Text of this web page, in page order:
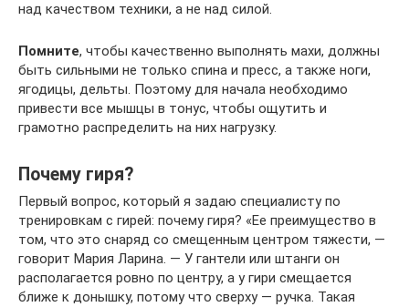
над качеством техники, а не над силой.
Помните, чтобы качественно выполнять махи, должны
быть сильными не только спина и пресс, а также ноги,
ягодицы, дельты. Поэтому для начала необходимо
привести все мышцы в тонус, чтобы ощутить и
грамотно распределить на них нагрузку.
Почему гиря?
Первый вопрос, который я задаю специалисту по
тренировкам с гирей: почему гиря? «Ее преимущество в
том, что это снаряд со смещенным центром тяжести, —
говорит Мария Ларина. — У гантели или штанги он
располагается ровно по центру, а у гири смещается
ближе к донышку, потому что сверху — ручка. Такая